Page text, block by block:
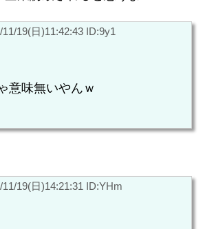
11/19(日)11:42:43 ID:9y1
意味無いやんｗ
11/19(日)14:21:31 ID:YHm